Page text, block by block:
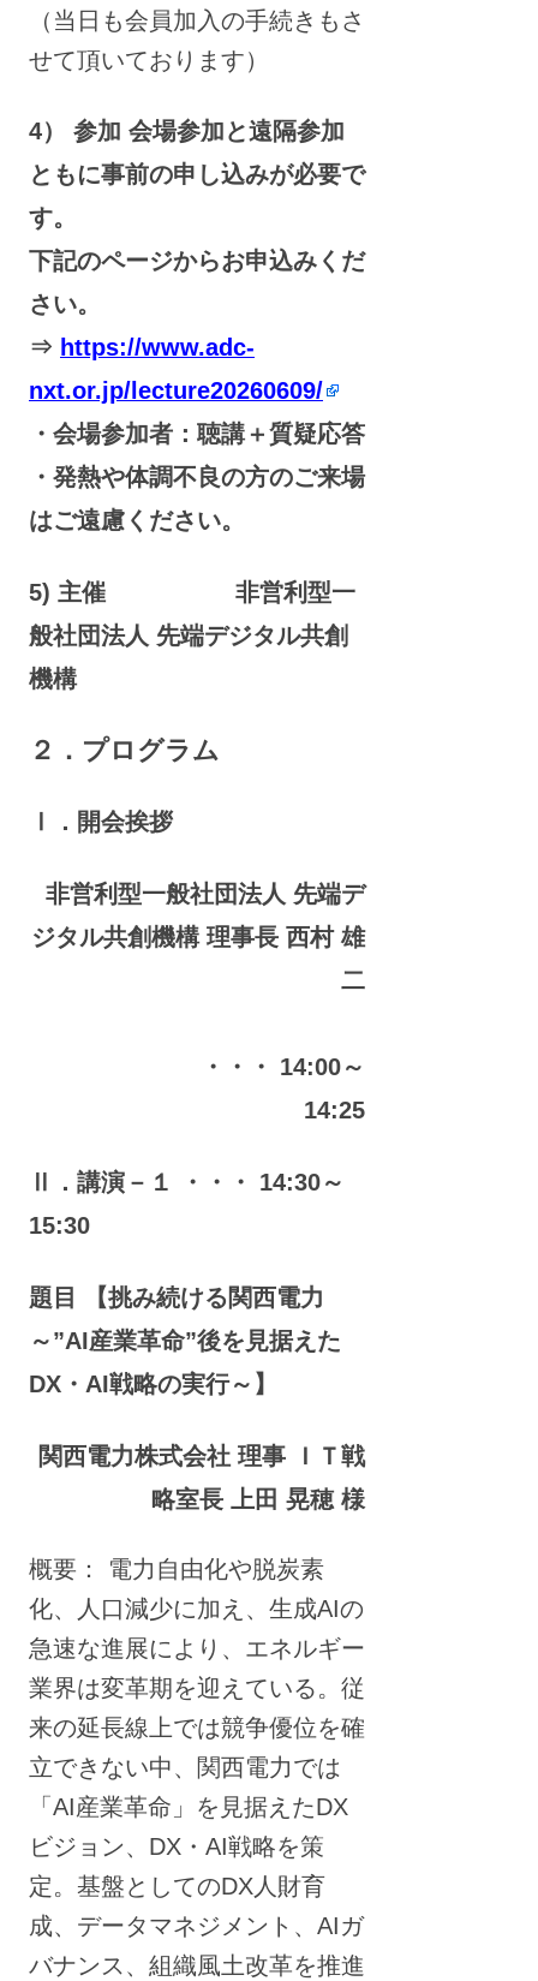
（当日も会員加入の手続きもさ
せて頂いております）
4） 参加 会場参加と遠隔参加
ともに事前の申し込みが必要で
す。
下記のページからお申込みくだ
さい。
⇒ https://www.adc-
nxt.or.jp/lecture20260609/
・会場参加者：聴講＋質疑応答
・発熱や体調不良の方のご来場
はご遠慮ください。
5) 主催 非営利型一
般社団法人 先端デジタル共創
機構
２．プログラム
Ⅰ．開会挨拶
非営利型一般社団法人 先端デ
ジタル共創機構 理事長 西村 雄
二
・・・ 14:00～
14:25
Ⅱ．講演－１ ・・・ 14:30～
15:30
題目 【挑み続ける関西電力
～”AI産業革命”後を見据えた
DX・AI戦略の実行～】
関西電力株式会社 理事 ＩＴ戦
略室長 上田 晃穂 様
概要： 電力自由化や脱炭素
化、人口減少に加え、生成AIの
急速な進展により、エネルギー
業界は変革期を迎えている。従
来の延長線上では競争優位を確
立できない中、関西電力では
「AI産業革命」を見据えたDX
ビジョン、DX・AI戦略を策
定。基盤としてのDX人財育
成、データマネジメント、AIガ
バナンス、組織風土改革を推進